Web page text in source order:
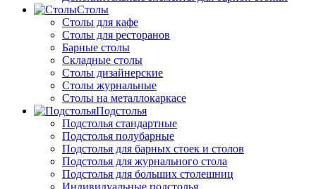
Столы
Столы для кафе
Столы для ресторанов
Барные столы
Складные столы
Столы дизайнерские
Столы журнальные
Столы на металлокаркасе
Подстолья
Подстолья стандартные
Подстолья полубарные
Подстолья для барных стоек и столов
Подстолья для журнального стола
Подстолья для больших столешниц
Индивидуальные подстолья